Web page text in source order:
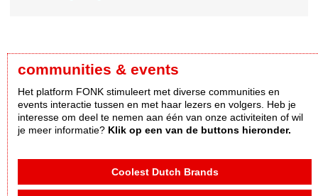
communities & events
Het platform FONK stimuleert met diverse communities en
events interactie tussen en met haar lezers en volgers. Heb je
interesse om deel te nemen aan één van onze activiteiten of wil
je meer informatie? Klik op een van de buttons hieronder.
Coolest Dutch Brands